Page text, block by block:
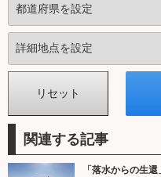
関連する記事
「落水からの生